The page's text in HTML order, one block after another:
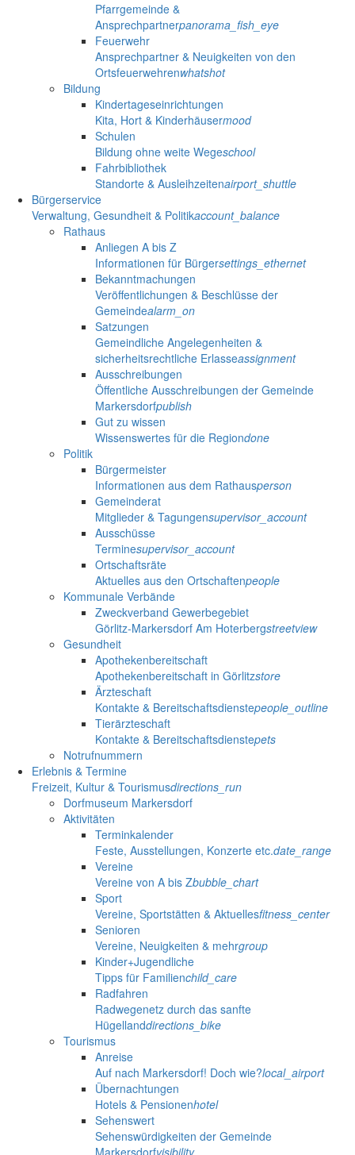
Pfarrgemeinde &
Ansprechpartnerpanorama_fish_eye
Feuerwehr
Ansprechpartner & Neuigkeiten von den
Ortsfeuerwehrenwhatshot
Bildung
Kindertageseinrichtungen
Kita, Hort & Kinderhäusermood
Schulen
Bildung ohne weite Wegeschool
Fahrbibliothek
Standorte & Ausleihzeitenairport_shuttle
Bürgerservice
Verwaltung, Gesundheit & Politikaccount_balance
Rathaus
Anliegen A bis Z
Informationen für Bürgersettings_ethernet
Bekanntmachungen
Veröffentlichungen & Beschlüsse der
Gemeindealarm_on
Satzungen
Gemeindliche Angelegenheiten &
sicherheitsrechtliche Erlasseassignment
Ausschreibungen
Öffentliche Ausschreibungen der Gemeinde
Markersdorfpublish
Gut zu wissen
Wissenswertes für die Regiondone
Politik
Bürgermeister
Informationen aus dem Rathausperson
Gemeinderat
Mitglieder & Tagungensupervisor_account
Ausschüsse
Terminesupervisor_account
Ortschaftsräte
Aktuelles aus den Ortschaftenpeople
Kommunale Verbände
Zweckverband Gewerbegebiet
Görlitz-Markersdorf Am Hoterbergstreetview
Gesundheit
Apothekenbereitschaft
Apothekenbereitschaft in Görlitzstore
Ärzteschaft
Kontakte & Bereitschaftsdienstepeople_outline
Tierärzteschaft
Kontakte & Bereitschaftsdienstepets
Notrufnummern
Erlebnis & Termine
Freizeit, Kultur & Tourismusdirections_run
Dorfmuseum Markersdorf
Aktivitäten
Terminkalender
Feste, Ausstellungen, Konzerte etc.date_range
Vereine
Vereine von A bis Zbubble_chart
Sport
Vereine, Sportstätten & Aktuellesfitness_center
Senioren
Vereine, Neuigkeiten & mehrgroup
Kinder+Jugendliche
Tipps für Familienchild_care
Radfahren
Radwegenetz durch das sanfte
Hügellanddirections_bike
Tourismus
Anreise
Auf nach Markersdorf! Doch wie?local_airport
Übernachtungen
Hotels & Pensionenhotel
Sehenswert
Sehenswürdigkeiten der Gemeinde